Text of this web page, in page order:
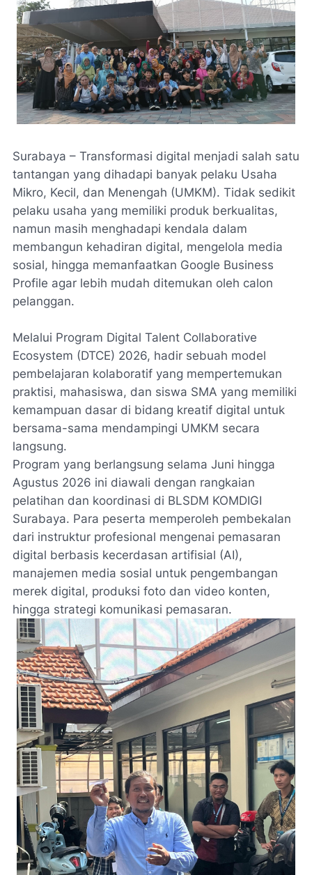
Surabaya – Transformasi digital menjadi salah satu
tantangan yang dihadapi banyak pelaku Usaha
Mikro, Kecil, dan Menengah (UMKM). Tidak sedikit
pelaku usaha yang memiliki produk berkualitas,
namun masih menghadapi kendala dalam
membangun kehadiran digital, mengelola media
sosial, hingga memanfaatkan Google Business
Profile agar lebih mudah ditemukan oleh calon
pelanggan.
Melalui Program Digital Talent Collaborative
Ecosystem (DTCE) 2026, hadir sebuah model
pembelajaran kolaboratif yang mempertemukan
praktisi, mahasiswa, dan siswa SMA yang memiliki
kemampuan dasar di bidang kreatif digital untuk
bersama-sama mendampingi UMKM secara
langsung.
Program yang berlangsung selama Juni hingga
Agustus 2026 ini diawali dengan rangkaian
pelatihan dan koordinasi di BLSDM KOMDIGI
Surabaya. Para peserta memperoleh pembekalan
dari instruktur profesional mengenai pemasaran
digital berbasis kecerdasan artifisial (AI),
manajemen media sosial untuk pengembangan
merek digital, produksi foto dan video konten,
hingga strategi komunikasi pemasaran.